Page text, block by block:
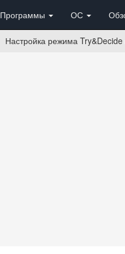
Программы ОС
Настройка режима